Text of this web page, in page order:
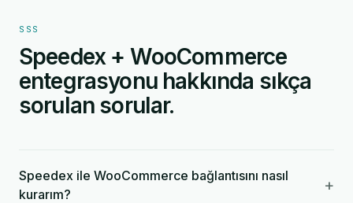
SSS
Speedex + WooCommerce
entegrasyonu hakkında sıkça
sorulan sorular.
Speedex ile WooCommerce bağlantısını nasıl
kurarım?
+